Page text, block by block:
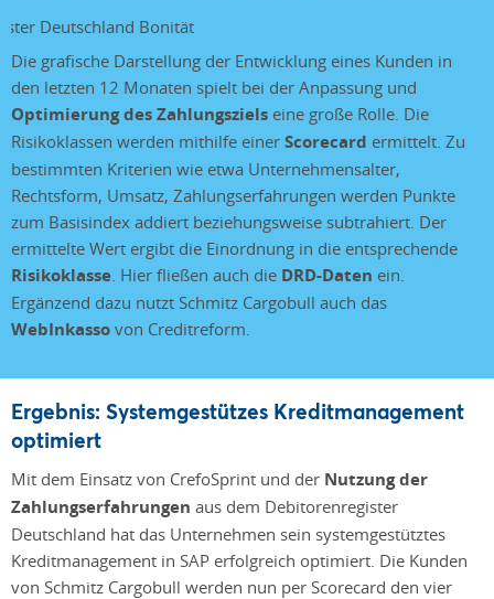
Die grafische Darstellung der Entwicklung eines Kunden in
den letzten 12 Monaten spielt bei der Anpassung und
Optimierung des Zahlungsziels eine große Rolle. Die
Risikoklassen werden mithilfe einer Scorecard ermittelt. Zu
bestimmten Kriterien wie etwa Unternehmensalter,
Rechtsform, Umsatz, Zahlungserfahrungen werden Punkte
zum Basisindex addiert beziehungsweise subtrahiert. Der
ermittelte Wert ergibt die Einordnung in die entsprechende
Risikoklasse . Hier fließen auch die DRD-Daten ein.
Ergänzend dazu nutzt Schmitz Cargobull auch das
WebInkasso von Creditreform.
Ergebnis: Systemgestützes Kreditmanagement
optimiert
Mit dem Einsatz von CrefoSprint und der Nutzung der
Zahlungserfahrungen aus dem Debitorenregister
Deutschland hat das Unternehmen sein systemgestütztes
Kreditmanagement in SAP erfolgreich optimiert. Die Kunden
von Schmitz Cargobull werden nun per Scorecard den vier